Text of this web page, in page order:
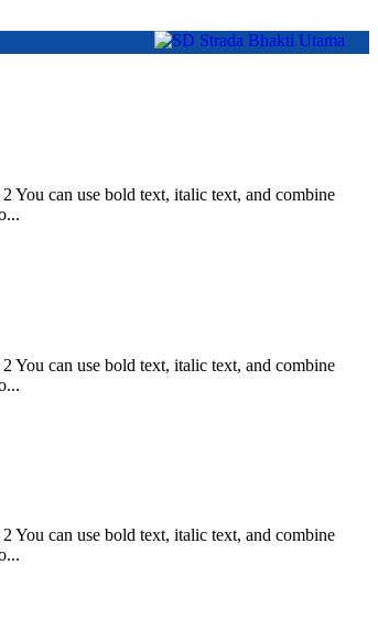
You can use bold text, italic text, and combine
You can use bold text, italic text, and combine
You can use bold text, italic text, and combine